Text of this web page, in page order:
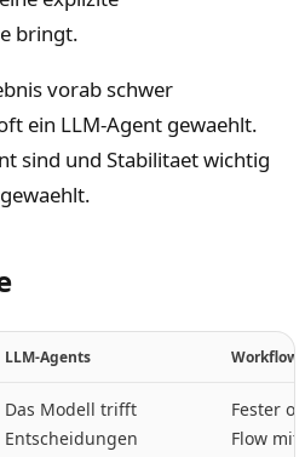
bringt.
vorab schwer
ein LLM-Agent gewaehlt.
sind und Stabilitaet wichtig
LLM-Agents Workflow
Das Modell trifft
Entscheidungen
Fester
Flow